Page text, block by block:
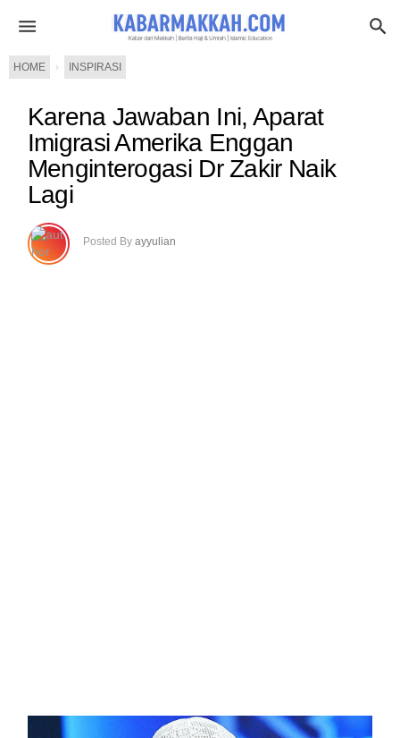
HOME › INSPIRASI
Karena Jawaban Ini, Aparat
Imigrasi Amerika Enggan
Menginterogasi Dr Zakir Naik
Lagi
Posted By ayyulian